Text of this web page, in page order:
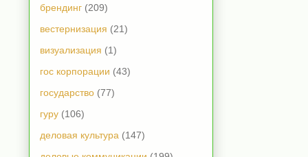
брендинг (209)
вестернизация (21)
визуализация (1)
гос корпорации (43)
государство (77)
гуру (106)
деловая культура (147)